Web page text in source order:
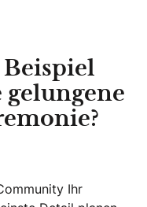
Beispiel
Ihr